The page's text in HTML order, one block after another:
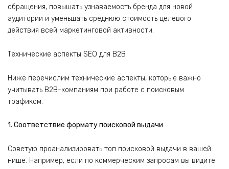
обращения, повышать узнаваемость бренда для новой
аудитории и уменьшать среднюю стоимость целевого
действия всей маркетинговой активности.
Технические аспекты SEO для B2B
Ниже перечислим технические аспекты, которые важно
учитывать B2B-компаниям при работе с поисковым
трафиком.
1. Соответствие формату поисковой выдачи
Советую проанализировать топ поисковой выдачи в вашей
нише. Например, если по коммерческим запросам вы видите